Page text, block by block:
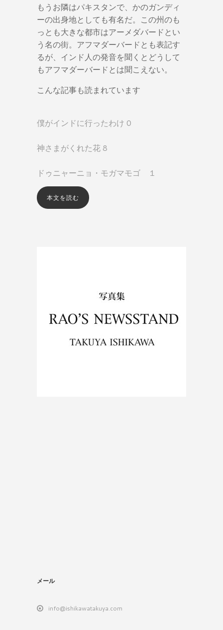
もうお隣はパキスタンで、かのガンディ
ーの出身地としても有名だ。この州のも
っとも大きな都市はアーメダバードとい
う名の街。アフマダーバードとも表記す
るが、インド人の発音を聞くとどうして
もアフマダーバードとは聞こえない。
こんな記事も読まれています
僕がインドに行ったわけ 0
神さまがくれた花 8
ドゥニャーニョ・モガマモゴ １
本文を読む
メール
info@ishikawatakuya.com